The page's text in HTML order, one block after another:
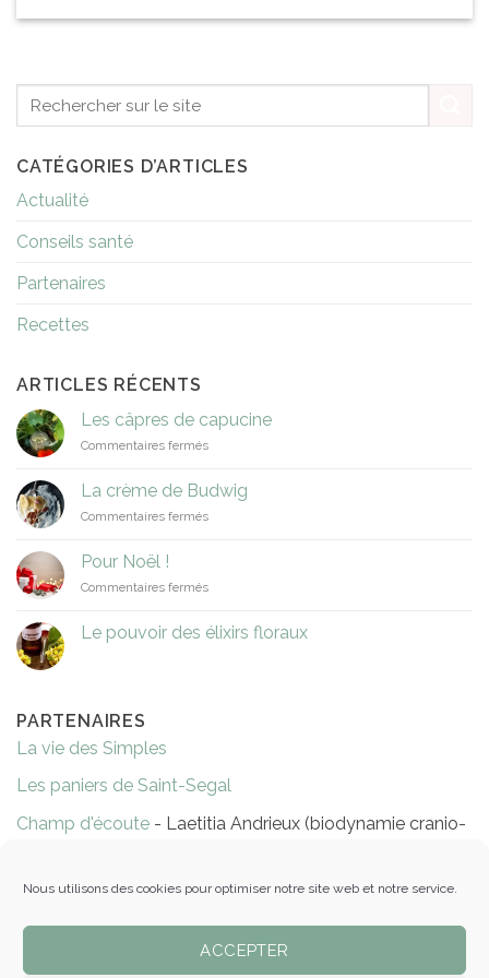
Nous utilisons des cookies pour optimiser notre site web et notre service.
ACCEPTER
CATÉGORIES D’ARTICLES
Actualité
Conseils santé
Partenaires
Recettes
ARTICLES RÉCENTS
Les câpres de capucine
Commentaires ferméssur
câpres
de
capucine
La crème de Budwig
Commentaires ferméssur
Budwig
Pour Noël !
Commentaires ferméssur
Noël
!
Le pouvoir des élixirs floraux
PARTENAIRES
La vie des Simples
Les paniers de Saint-Segal
Champ d'écoute - Laetitia Andrieux (biodynamie cranio-
Réflexologie Evelyne Niort
Les massages de Ty Gwen